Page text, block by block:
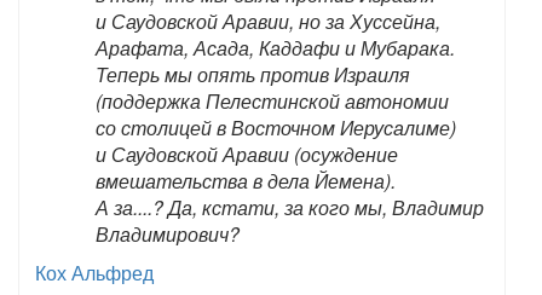
и Саудовской Аравии, но за Хуссейна,
Арафата, Асада, Каддафи и Мубарака.
Теперь мы опять против Израиля
(поддержка Пелестинской автономии
со столицей в Восточном Иерусалиме)
и Саудовской Аравии (осуждение
вмешательства в дела Йемена).
А за....? Да, кстати, за кого мы, Владимир
Владимирович?
Кох Альфред